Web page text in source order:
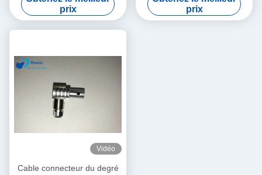
prix
taille de la prise 0S
prix
Vidéo
Cable connecteur du degré